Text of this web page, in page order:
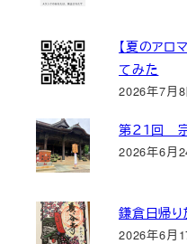
【夏のアロ
てみた
2026年7月8
第２１回
2026年6月
鎌倉日帰り
2026年6月